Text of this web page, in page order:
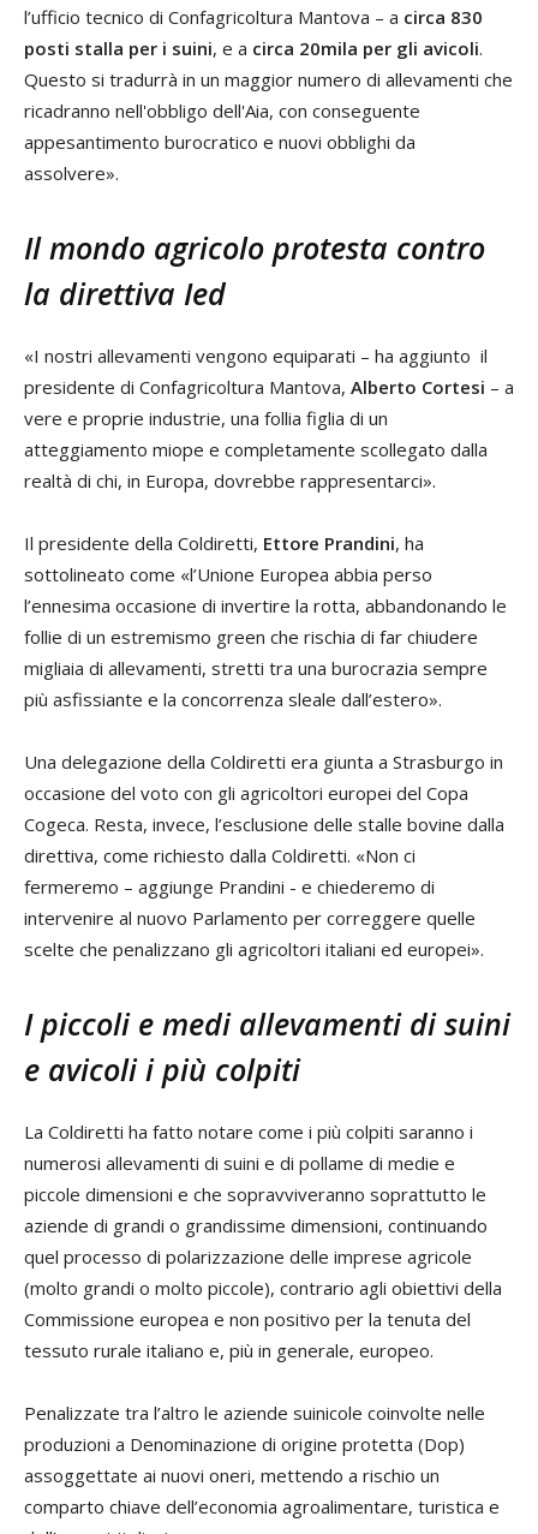
l’ufficio tecnico di Confagricoltura Mantova – a circa 830
posti stalla per i suini, e a circa 20mila per gli avicoli.
Questo si tradurrà in un maggior numero di allevamenti che
ricadranno nell'obbligo dell'Aia, con conseguente
appesantimento burocratico e nuovi obblighi da
assolvere».
Il mondo agricolo protesta contro
la direttiva Ied
«I nostri allevamenti vengono equiparati – ha aggiunto il
presidente di Confagricoltura Mantova, Alberto Cortesi – a
vere e proprie industrie, una follia figlia di un
atteggiamento miope e completamente scollegato dalla
realtà di chi, in Europa, dovrebbe rappresentarci».
Il presidente della Coldiretti, Ettore Prandini, ha
sottolineato come «l’Unione Europea abbia perso
l’ennesima occasione di invertire la rotta, abbandonando le
follie di un estremismo green che rischia di far chiudere
migliaia di allevamenti, stretti tra una burocrazia sempre
più asfissiante e la concorrenza sleale dall’estero».
Una delegazione della Coldiretti era giunta a Strasburgo in
occasione del voto con gli agricoltori europei del Copa
Cogeca. Resta, invece, l’esclusione delle stalle bovine dalla
direttiva, come richiesto dalla Coldiretti. «Non ci
fermeremo – aggiunge Prandini - e chiederemo di
intervenire al nuovo Parlamento per correggere quelle
scelte che penalizzano gli agricoltori italiani ed europei».
I piccoli e medi allevamenti di suini
e avicoli i più colpiti
La Coldiretti ha fatto notare come i più colpiti saranno i
numerosi allevamenti di suini e di pollame di medie e
piccole dimensioni e che sopravviveranno soprattutto le
aziende di grandi o grandissime dimensioni, continuando
quel processo di polarizzazione delle imprese agricole
(molto grandi o molto piccole), contrario agli obiettivi della
Commissione europea e non positivo per la tenuta del
tessuto rurale italiano e, più in generale, europeo.
Penalizzate tra l’altro le aziende suinicole coinvolte nelle
produzioni a Denominazione di origine protetta (Dop)
assoggettate ai nuovi oneri, mettendo a rischio un
comparto chiave dell’economia agroalimentare, turistica e